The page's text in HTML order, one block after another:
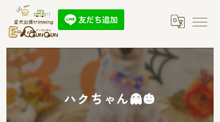
ハクちゃん👻🎃